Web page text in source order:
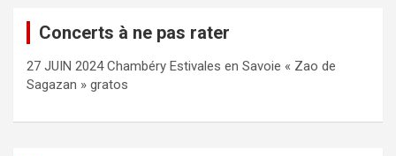
Concerts à ne pas rater
27 JUIN 2024 Chambéry Estivales en Savoie « Zao de
Sagazan » gratos